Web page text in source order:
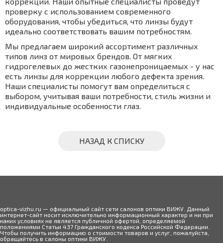
проверку с использованием современного
оборудования, чтобы убедиться, что линзы будут
идеально соответствовать вашим потребностям.
Мы предлагаем широкий ассортимент различных
типов линз от мировых брендов. От мягких
гидрогелевых до жестких газонепроницаемых - у нас
есть линзы для коррекции любого дефекта зрения.
Наши специалисты помогут вам определиться с
выбором, учитывая ваши потребности, стиль жизни и
индивидуальные особенности глаз.
НАЗАД К СПИСКУ
optica-vizhu.ru — официальный сайт сети салонов оптики ВИЖУ. Данный
интернет-сайт носит исключительно информационный характер и ни при
каких условиях не является публичной офертой, определяемой
положениями Статьи 437 Гражданского кодекса Российской Федерации.
Чтобы получить информацию о стоимости товаров и услуг, пожалуйста,
обращайтесь в салоны оптики ВИЖУ.